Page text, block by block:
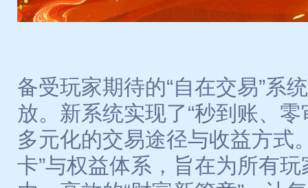
备受玩家期待的“自在交易”系
放。新系统实现了“秒到账、
多元化的交易途径与收益方式
卡”与权益体系，旨在为所有